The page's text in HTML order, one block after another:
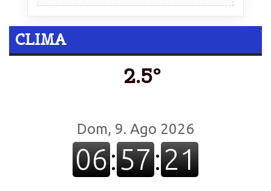
CLIMA
2.5º